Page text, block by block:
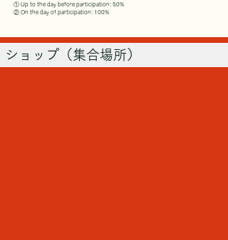
① Up to the day before participation: 50%
② On the day of participation: 100%
ショップ（集合場所）